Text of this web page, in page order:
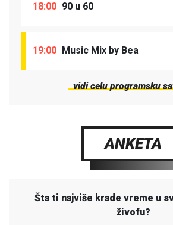
18:00 90 u 60
19:00 Music Mix by Bea
vidi celu programsku
ANKETA
Šta ti najviše krade vreme u
živofu?